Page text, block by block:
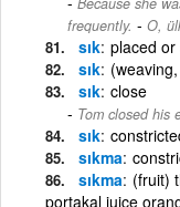
frequently. - O,
sık placed
sık
sık close
Tom closed his
sık
sıkma
sıkma (fruit)
portakal juice